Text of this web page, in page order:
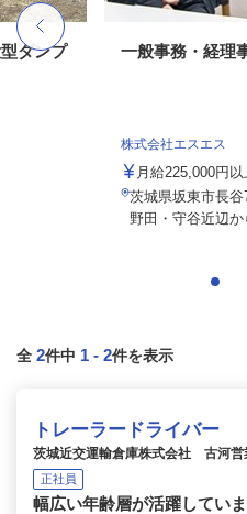
ダンプ 一般事務・経理
株式会社エスエス
月給225,000円
茨城県坂東市長谷
野田・守谷近辺か
全 2件中 1 - 2件を表示
トレーラードライバー
茨城近交運輸倉庫株式会社 古河営
正社員
幅広い年齢層が活躍してい